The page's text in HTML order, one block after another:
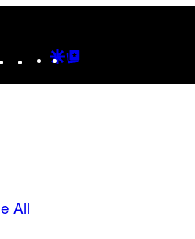
Instagram
TikTokYouTube
Google
All